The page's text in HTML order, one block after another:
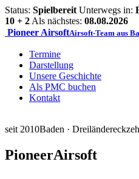
Status: Spielbereit Unterwegs in:
10 + 2 Als nächstes: 08.08.2026
Pioneer AirsoftAirsoft-Team aus
Termine
Darstellung
Unsere Geschichte
Als PMC buchen
Kontakt
seit 2010Baden · Dreiländereck
PioneerAirsoft